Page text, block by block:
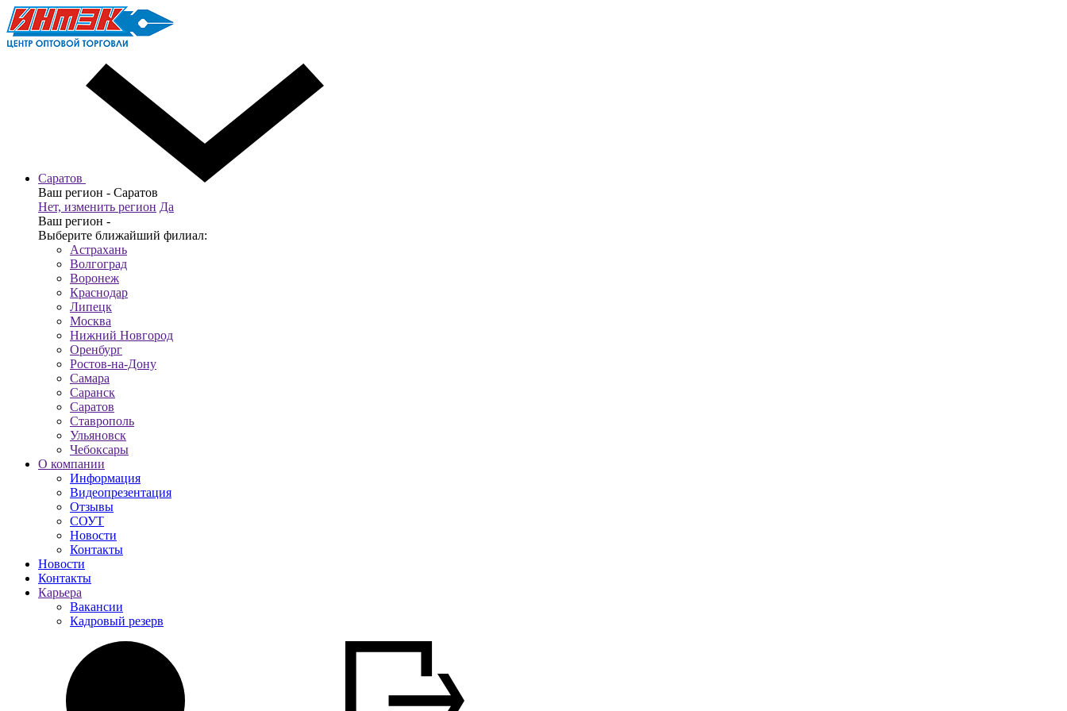
Саратов
Ваш регион - Саратов
Нет, изменить регион Да
Ваш регион -
Выберите ближайший филиал:
Астрахань
Волгоград
Воронеж
Краснодар
Липецк
Москва
Нижний Новгород
Оренбург
Ростов-на-Дону
Самара
Саранск
Саратов
Ставрополь
Ульяновск
Чебоксары
О компании
Информация
Видеопрезентация
Отзывы
СОУТ
Новости
Контакты
Новости
Контакты
Карьера
Вакансии
Кадровый резерв